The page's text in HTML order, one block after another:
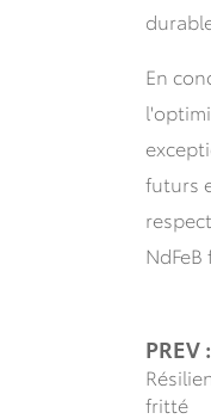
En
futurs
PREV :
fritté